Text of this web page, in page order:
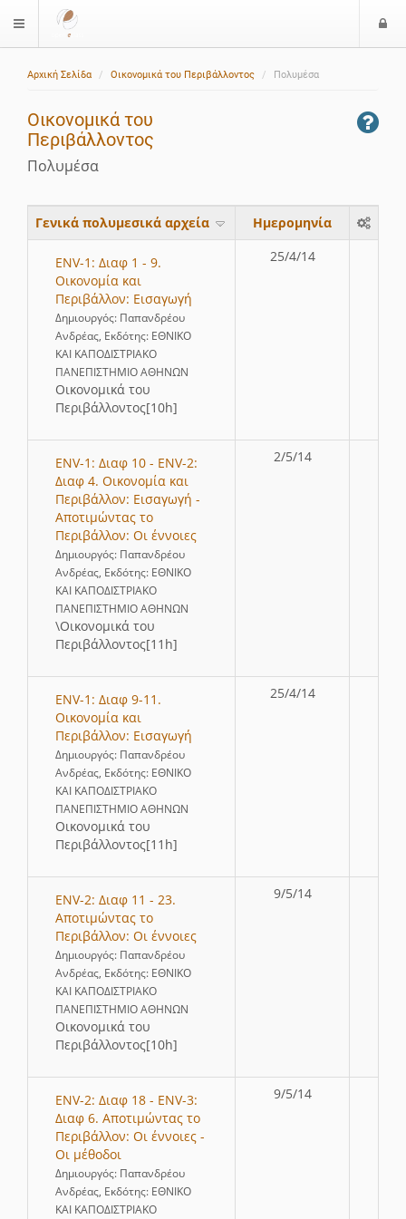
$langMenu
Αρχική Σελίδα Οικονομικά του Περιβάλλοντος Πολυμέσα
Οικονομικά του
Περιβάλλοντος
Πολυμέσα
Γενικά πολυμεσικά αρχεία Ημερομηνία
ENV-1: Διαφ 1 - 9.
Οικονομία και
Περιβάλλον: Εισαγωγή
Δημιουργός: Παπανδρέου
Ανδρέας, Εκδότης: ΕΘΝΙΚΟ
ΚΑΙ ΚΑΠΟΔΙΣΤΡΙΑΚΟ
ΠΑΝΕΠΙΣΤΗΜΙΟ ΑΘΗΝΩΝ
Οικονομικά του
Περιβάλλοντος[10h]
25/4/14
ENV-1: Διαφ 10 - ENV-2:
Διαφ 4. Οικονομία και
Περιβάλλον: Εισαγωγή -
Αποτιμώντας το
Περιβάλλον: Οι έννοιες
Δημιουργός: Παπανδρέου
Ανδρέας, Εκδότης: ΕΘΝΙΚΟ
ΚΑΙ ΚΑΠΟΔΙΣΤΡΙΑΚΟ
ΠΑΝΕΠΙΣΤΗΜΙΟ ΑΘΗΝΩΝ
\Οικονομικά του
Περιβάλλοντος[11h]
2/5/14
ENV-1: Διαφ 9-11.
Οικονομία και
Περιβάλλον: Εισαγωγή
Δημιουργός: Παπανδρέου
Ανδρέας, Εκδότης: ΕΘΝΙΚΟ
ΚΑΙ ΚΑΠΟΔΙΣΤΡΙΑΚΟ
ΠΑΝΕΠΙΣΤΗΜΙΟ ΑΘΗΝΩΝ
Οικονομικά του
Περιβάλλοντος[11h]
25/4/14
ENV-2: Διαφ 11 - 23.
Αποτιμώντας το
Περιβάλλον: Οι έννοιες
Δημιουργός: Παπανδρέου
Ανδρέας, Εκδότης: ΕΘΝΙΚΟ
ΚΑΙ ΚΑΠΟΔΙΣΤΡΙΑΚΟ
ΠΑΝΕΠΙΣΤΗΜΙΟ ΑΘΗΝΩΝ
Οικονομικά του
Περιβάλλοντος[10h]
9/5/14
ENV-2: Διαφ 18 - ENV-3:
Διαφ 6. Αποτιμώντας το
Περιβάλλον: Οι έννοιες -
Οι μέθοδοι
Δημιουργός: Παπανδρέου
Ανδρέας, Εκδότης: ΕΘΝΙΚΟ
ΚΑΙ ΚΑΠΟΔΙΣΤΡΙΑΚΟ
9/5/14